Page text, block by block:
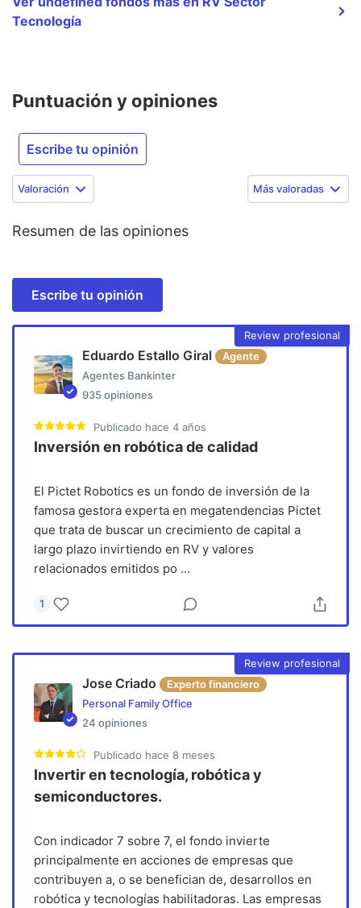
Tecnología
Puntuación y opiniones
Escribe tu opinión
Valoración Más valoradas
Resumen de las opiniones
Escribe tu opinión
Review profesional
Eduardo Estallo Giral
Agente
Agentes Bankinter
935 opiniones
Publicado hace 4 años
Inversión en robótica de calidad
El Pictet Robotics es un fondo de inversión de la
famosa gestora experta en megatendencias Pictet
que trata de buscar un crecimiento de capital a
largo plazo invirtiendo en RV y valores
relacionados emitidos po ...
1
Review profesional
Jose Criado
Experto financiero
Personal Family Office
24 opiniones
Publicado hace 8 meses
Invertir en tecnología, robótica y
semiconductores.
Con indicador 7 sobre 7, el fondo invierte
principalmente en acciones de empresas que
contribuyen a, o se benefician de, desarrollos en
robótica y tecnologías habilitadoras. Las empresas